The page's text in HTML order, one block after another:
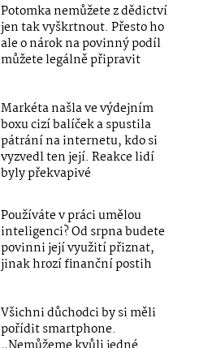
Potomka nemůžete z dědictví
jen tak vyškrtnout. Přesto ho
ale o nárok na povinný podíl
můžete legálně připravit
Markéta našla ve výdejním
boxu cizí balíček a spustila
pátrání na internetu, kdo si
vyzvedl ten její. Reakce lidí
byly překvapivé
Používáte v práci umělou
inteligenci? Od srpna budete
povinni její využití přiznat,
jinak hrozí finanční postih
Všichni důchodci by si měli
pořídit smartphone.